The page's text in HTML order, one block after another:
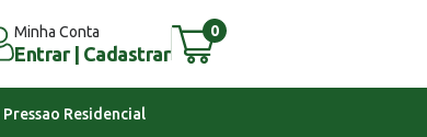
Minha Conta
Entrar | Cadastrar
0
Residencial